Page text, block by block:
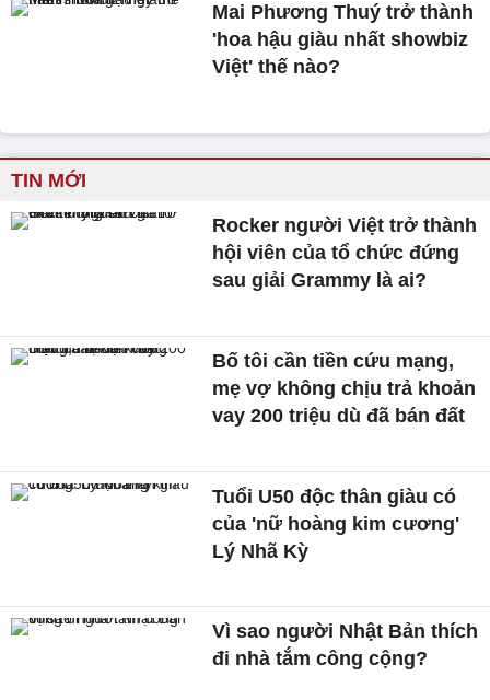
Mai Phương Thuý trở thành
'hoa hậu giàu nhất showbiz
Việt' thế nào?
TIN MỚI
Rocker người Việt trở thành
hội viên của tổ chức đứng
sau giải Grammy là ai?
Bố tôi cần tiền cứu mạng,
mẹ vợ không chịu trả khoản
vay 200 triệu dù đã bán đất
Tuổi U50 độc thân giàu có
của 'nữ hoàng kim cương'
Lý Nhã Kỳ
Vì sao người Nhật Bản thích
đi nhà tắm công cộng?